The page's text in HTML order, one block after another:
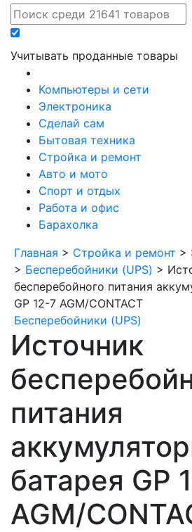
Учитывать проданные товары
Компьютеры и сети
Электроника
Сделай сам
Бытовая техника
Стройка и ремонт
Авто и мото
Спорт и отдых
Работа и офис
Барахолка
Главная > Стройка и ремонт >
> Бесперебойники (UPS) >
бесперебойного питания
GP 12-7 AGM/CONTACT
Бесперебойники (UPS)
Источник
питания
батарея GP
AGM/